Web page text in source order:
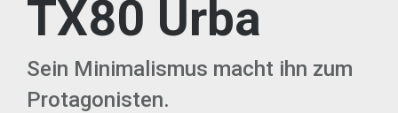
TX80 Urba
Sein Minimalismus macht ihn zum
Protagonisten.